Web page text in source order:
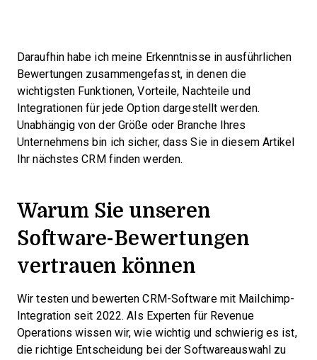
Daraufhin habe ich meine Erkenntnisse in ausführlichen
Bewertungen zusammengefasst, in denen die
wichtigsten Funktionen, Vorteile, Nachteile und
Integrationen für jede Option dargestellt werden.
Unabhängig von der Größe oder Branche Ihres
Unternehmens bin ich sicher, dass Sie in diesem Artikel
Ihr nächstes CRM finden werden.
Warum Sie unseren
Software-Bewertungen
vertrauen können
Wir testen und bewerten CRM-Software mit Mailchimp-
Integration seit 2022. Als Experten für Revenue
Operations wissen wir, wie wichtig und schwierig es ist,
die richtige Entscheidung bei der Softwareauswahl zu